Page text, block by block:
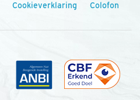
Cookieverklaring Colofon